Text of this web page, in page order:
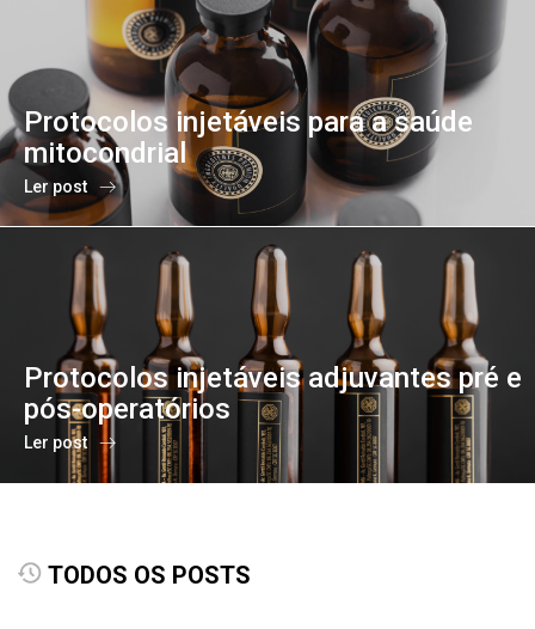
Protocolos injetáveis para a saúde
mitocondrial
Ler post
Protocolos injetáveis adjuvantes pré e
pós-operatórios
Ler post
TODOS OS POSTS